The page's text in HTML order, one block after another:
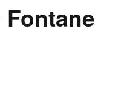
Fontane